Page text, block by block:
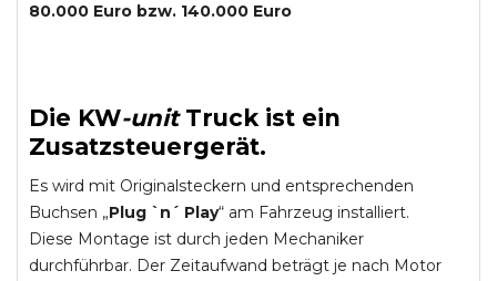
80.000 Euro bzw. 140.000 Euro
Die KW-unit Truckist ein
Zusatzsteuergerät.
Es wird mit Originalsteckern und entsprechenden
Buchsen „Plug `n´ Play“ am Fahrzeug installiert.
Diese Montage ist durch jeden Mechaniker
durchführbar. Der Zeitaufwand beträgt je nach Motor